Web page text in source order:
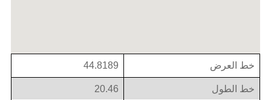
خط العرض 44.8189
خط الطول 20.46